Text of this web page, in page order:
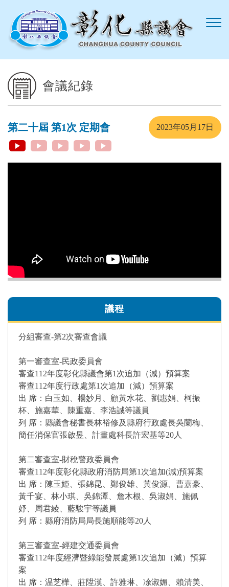
會議紀錄
第二十屆 第1次 定期會 2023年05月17日
議程
分組審查-第2次審查會議
第一審查室-民政委員會
審查112年度彰化縣議會第1次追加（減）預算案
審查112年度行政處第1次追加（減）預算案
出 席：白玉如、楊妙月、顧黃水花、劉惠娟、柯振
杯、施嘉華、陳重嘉、李浩誠等議員
列 席：縣議會秘書長林裕修及縣府行政處長吳蘭梅、
簡任消保官張啟昱、計畫處科長許宏基等20人
第二審查室-財稅警政委員會
審查112年度彰化縣政府消防局第1次追加(減)預算案
出 席：陳玉姫、張錦昆、鄭俊雄、黃俊源、曹嘉豪、
黃千宴、林小琪、吳錦潭、詹木根、吳淑娟、施佩
妤、周君綾、藍駿宇等議員
列 席：縣府消防局局長施順能等20人
第三審查室-經建交通委員會
審查112年度經濟暨綠能發展處第1次追加（減）預算
案
出 席：温芝樺、莊陞漢、許雅琳、凃淑媚、賴清美、